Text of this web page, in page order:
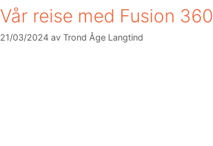
Vår reise med Fusion 360
21/03/2024 av Trond Åge Langtind